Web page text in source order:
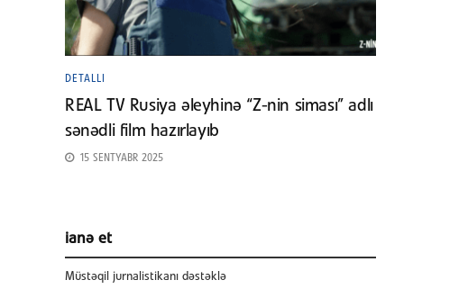
DETALLI
REAL TV Rusiya əleyhinə “Z-nin siması” adlı
sənədli film hazırlayıb
15 SENTYABR 2025
ianə et
Müstəqil jurnalistikanı dəstəklə